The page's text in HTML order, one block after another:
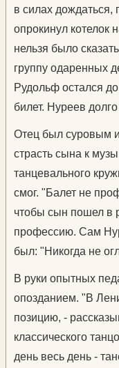
в силах дождаться,
опрокинул котелок
нельзя было
группу одаренных
Рудольф остался
билет. Нуреев
Отец был суровым
страсть сына к
танцевального
смог. "Балет не
чтобы сын пошел в
профессию. Сам
был: "Никогда не
В руки опытных
опозданием. "В
позицию, -
классического
день весь день -